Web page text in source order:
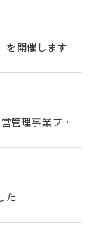
を開催します
中津市民病院売店・自動販売機・ATM設置運営管理事業プロポーザル（公告）
た